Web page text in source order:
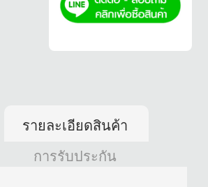
รายละเอียดสินค้า
การรับประกัน